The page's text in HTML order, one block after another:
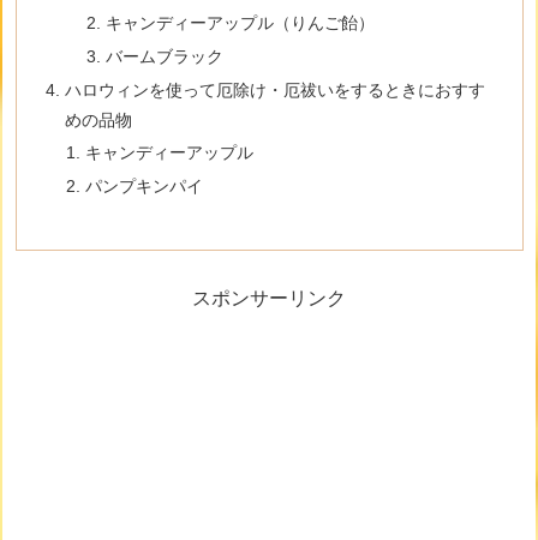
キャンディーアップル（りんご飴）
バームブラック
ハロウィンを使って厄除け・厄祓いをするときにおすす
めの品物
キャンディーアップル
パンプキンパイ
スポンサーリンク